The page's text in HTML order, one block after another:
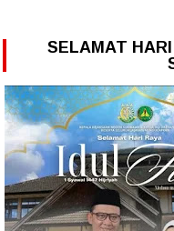
SELAMAT